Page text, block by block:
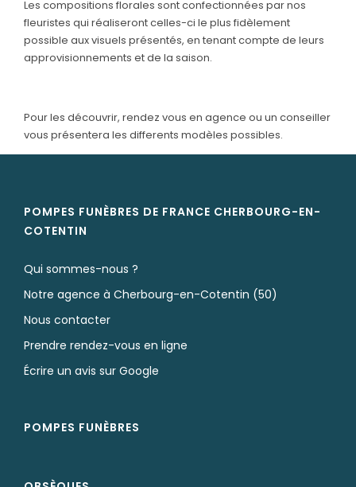
Livraison de plaques
Nos capitons funéraires
Nos fleurs naturelles
Rapatriement
Services aux familles
ESPACE FAMILLE
Les compositions florales sont confectionnées par nos
fleuristes qui réaliseront celles-ci le plus fidèlement
possible aux visuels présentés, en tenant compte de leurs
approvisionnements et de la saison.
Pour les découvrir, rendez vous en agence ou un conseiller
vous présentera les differents modèles possibles.
POMPES FUNÈBRES DE FRANCE CHERBOURG-EN-
COTENTIN
Qui sommes-nous ?
Notre agence à Cherbourg-en-Cotentin (50)
Nous contacter
Prendre rendez-vous en ligne
Écrire un avis sur Google
POMPES FUNÈBRES